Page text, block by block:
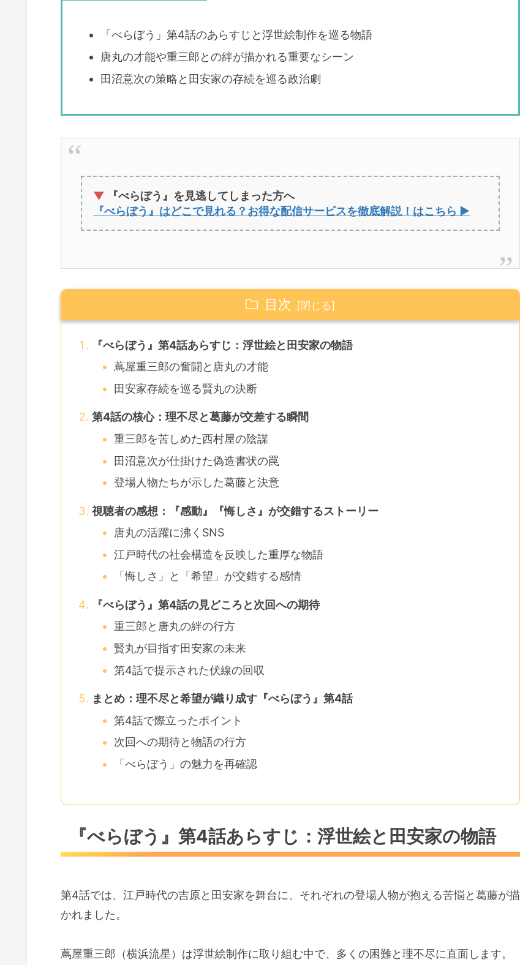
「べらぼう」第4話のあらすじと浮世絵制作を巡る物語
唐丸の才能や重三郎との絆が描かれる重要なシーン
田沼意次の策略と田安家の存続を巡る政治劇
▼ 『べらぼう』を見逃してしまった方へ
『べらぼう』はどこで見れる？お得な配信サービスを徹底解説！はこちら ▶
目次
『べらぼう』第4話あらすじ：浮世絵と田安家の物語
蔦屋重三郎の奮闘と唐丸の才能
田安家存続を巡る賢丸の決断
第4話の核心：理不尽と葛藤が交差する瞬間
重三郎を苦しめた西村屋の陰謀
田沼意次が仕掛けた偽造書状の罠
登場人物たちが示した葛藤と決意
視聴者の感想：『感動』『悔しさ』が交錯するストーリー
唐丸の活躍に沸くSNS
江戸時代の社会構造を反映した重厚な物語
「悔しさ」と「希望」が交錯する感情
『べらぼう』第4話の見どころと次回への期待
重三郎と唐丸の絆の行方
賢丸が目指す田安家の未来
第4話で提示された伏線の回収
まとめ：理不尽と希望が織り成す『べらぼう』第4話
第4話で際立ったポイント
次回への期待と物語の行方
「べらぼう」の魅力を再確認
『べらぼう』第4話あらすじ：浮世絵と田安家の物語
第4話では、江戸時代の吉原と田安家を舞台に、それぞれの登場人物が抱える苦悩と葛藤が描
かれました。
蔦屋重三郎（横浜流星）は浮世絵制作に取り組む中で、多くの困難と理不尽に直面します。